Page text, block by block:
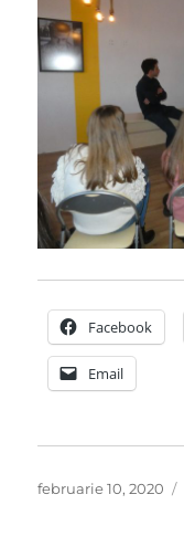
Facebook
Email
Publicat
februarie 10, 2020